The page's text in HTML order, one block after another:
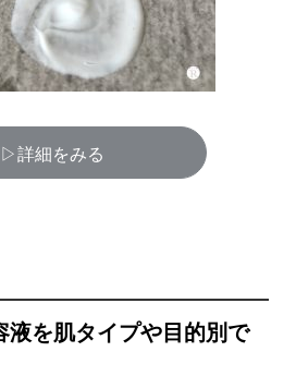
▷詳細をみる
液を肌タイプや目的別で